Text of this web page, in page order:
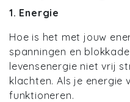
1. Energie
Hoe is het met jouw
spanningen en
levensenergie niet vrij
klachten. Als je
funktioneren.